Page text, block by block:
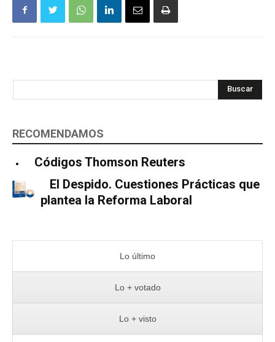
Buscar
RECOMENDAMOS
Códigos Thomson Reuters
El Despido. Cuestiones Prácticas que
plantea la Reforma Laboral
Lo último
Lo + votado
Lo + visto